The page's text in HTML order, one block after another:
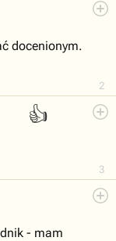
2
docenionym.
👍
3
- mam